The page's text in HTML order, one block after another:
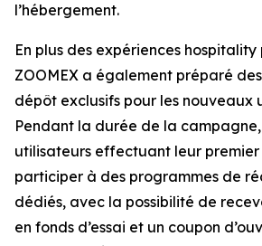
l’hébergement.
En plus des expériences hospitality
ZOOMEX a également préparé
dépôt exclusifs pour les nouveaux
Pendant la durée de la
utilisateurs effectuant leur
participer à des programmes de
dédiés, avec la possibilité de
en fonds d’essai et un coupon